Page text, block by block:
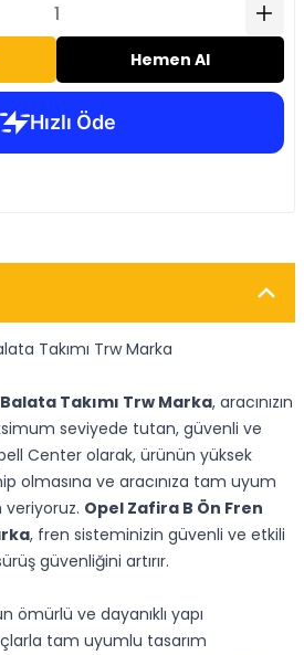
Hemen Al
Takımı Trw Marka
Takımı Trw Marka, aracınızın
seviyede tutan, güvenli ve
Center olarak, ürünün yüksek
olmasına ve aracınıza tam uyum
veriyoruz. Opel Zafira B Ön Fren
, fren sisteminizin güvenli ve etkili
güvenliğini artırır.
ömürlü ve dayanıklı yapı
tam uyumlu tasarım